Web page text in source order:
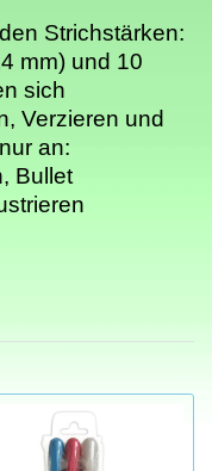
Strichstärken:
mm) und 10
sich
Verzieren und
an:
Bullet